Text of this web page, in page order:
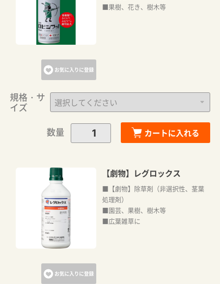
お気に入りに登録
■果樹、花き、樹木等
規格・サ
イズ
数量
カートに入れる
お気に入りに登録
【劇物】レグロックス
■【劇物】除草剤（非選択性、茎葉
処理剤）
■園芸、果樹、樹木等
■広葉雑草に